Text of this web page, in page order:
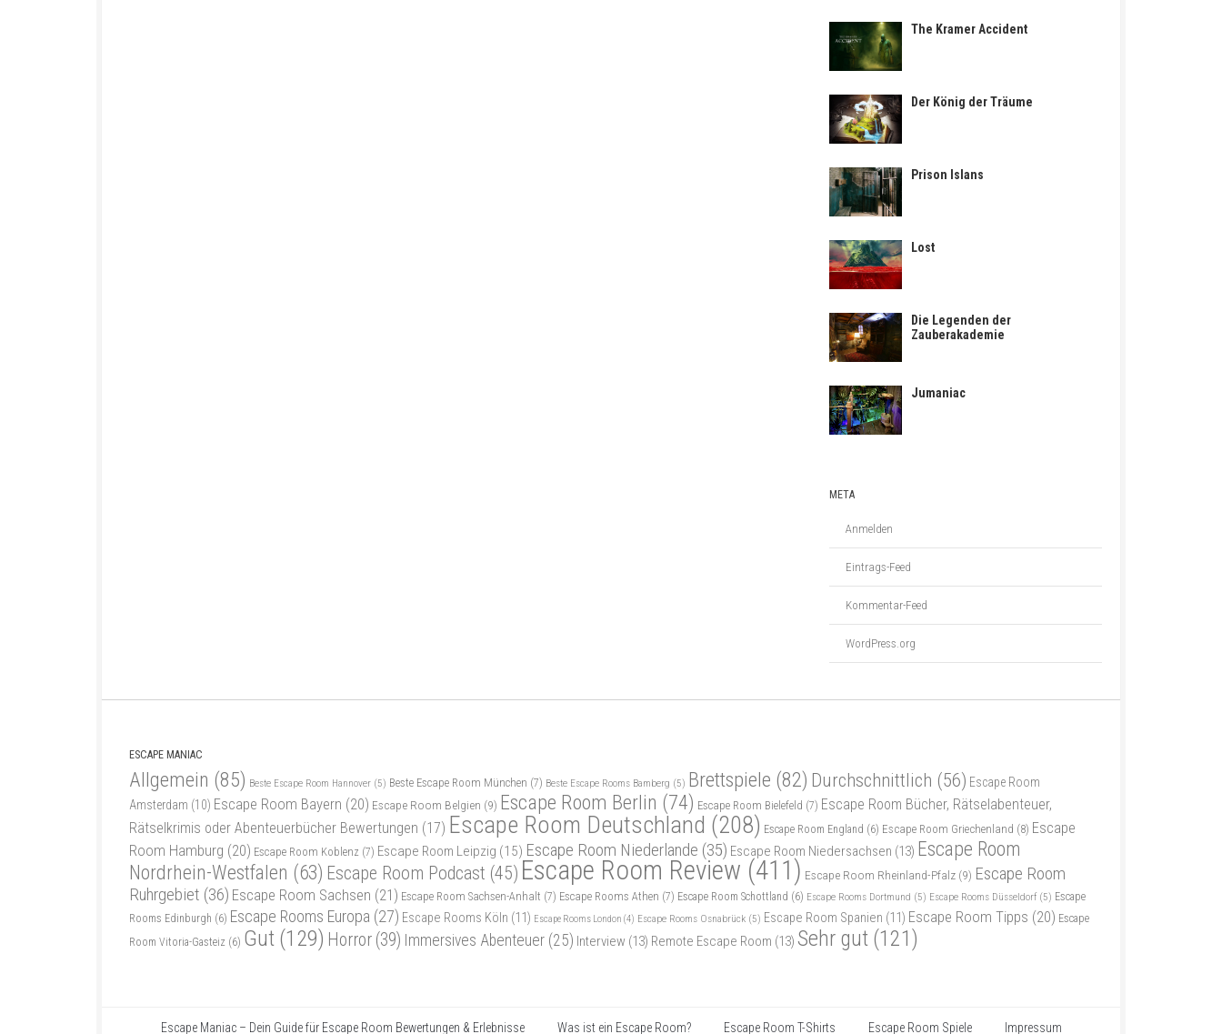
The Kramer Accident
Der König der Träume
Prison Islans
Lost
Die Legenden der
Zauberakademie
Jumaniac
META
Anmelden
Eintrags-Feed
Kommentar-Feed
WordPress.org
ESCAPE MANIAC
Allgemein (85) Beste Escape Room Hannover (5) Beste Escape Room München (7) Beste Escape Rooms Bamberg (5) Brettspiele (82) Durchschnittlich (56) Escape Room
Amsterdam (10) Escape Room Bayern (20) Escape Room Belgien (9) Escape Room Berlin (74) Escape Room Bielefeld (7) Escape Room Bücher, Rätselabenteuer,
Rätselkrimis oder Abenteuerbücher Bewertungen (17) Escape Room Deutschland (208) Escape Room England (6) Escape Room Griechenland (8) Escape
Room Hamburg (20) Escape Room Koblenz (7) Escape Room Leipzig (15) Escape Room Niederlande (35) Escape Room Niedersachsen (13) Escape Room
Nordrhein-Westfalen (63) Escape Room Podcast (45) Escape Room Review (411) Escape Room Rheinland-Pfalz (9) Escape Room
Ruhrgebiet (36) Escape Room Sachsen (21) Escape Room Sachsen-Anhalt (7) Escape Rooms Athen (7) Escape Room Schottland (6) Escape Rooms Dortmund (5) Escape Rooms Düsseldorf (5) Escape
Rooms Edinburgh (6) Escape Rooms Europa (27) Escape Rooms Köln (11) Escape Rooms London (4) Escape Rooms Osnabrück (5) Escape Room Spanien (11) Escape Room Tipps (20) Escape
Room Vitoria-Gasteiz (6) Gut (129) Horror (39) Immersives Abenteuer (25) Interview (13) Remote Escape Room (13) Sehr gut (121)
Escape Maniac – Dein Guide für Escape Room Bewertungen & Erlebnisse Was ist ein Escape Room? Escape Room T-Shirts Escape Room Spiele Impressum